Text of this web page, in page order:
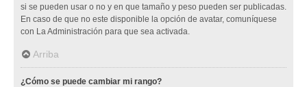
si se pueden usar o no y en que tamaño y peso pueden ser publicadas.
En caso de que no este disponible la opción de avatar, comuníquese
con La Administración para que sea activada.
Arriba
¿Cómo se puede cambiar mi rango?